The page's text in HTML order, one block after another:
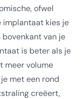
ofwel
implantaat kies je
van je
is beter als je
meer volume
met een rond
creëert,